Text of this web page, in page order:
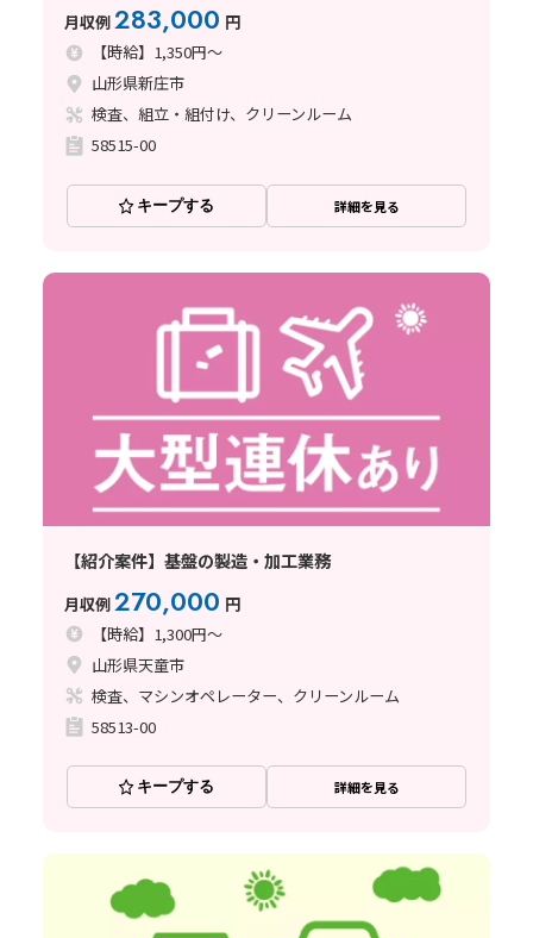
月収例283,000 円
【時給】1,350円～
山形県新庄市
検査、組立・組付け、クリーンルーム
58515-00
キープする 詳細を見る
【紹介案件】基盤の製造・加工業務
月収例270,000 円
【時給】1,300円～
山形県天童市
検査、マシンオペレーター、クリーンルーム
58513-00
キープする 詳細を見る